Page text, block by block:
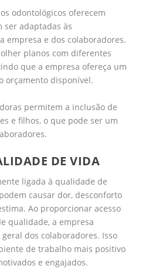
odontológicos oferecem
ser adaptadas às
empresa e dos colaboradores.
planos com diferentes
que a empresa ofereça um
orçamento disponível.
permitem a inclusão de
e filhos, o que pode ser um
DE VIDA
ligada à qualidade de
causar dor, desconforto
Ao proporcionar acesso
qualidade, a empresa
dos colaboradores. Isso
de trabalho mais positivo
e engajados.